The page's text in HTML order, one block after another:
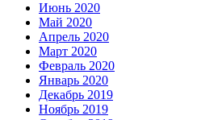
Июнь 2020
Май 2020
Апрель 2020
Март 2020
Февраль 2020
Январь 2020
Декабрь 2019
Ноябрь 2019